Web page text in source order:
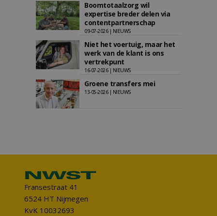
Boomtotaalzorg wil
expertise breder delen via
contentpartnerschap
09-07-2026 | NIEUWS
Niet het voertuig, maar het
werk van de klant is ons
vertrekpunt
16-07-2026 | NIEUWS
Groene transfers mei
13-05-2026 | NIEUWS
Fransestraat 41
6524 HT Nijmegen
KvK 10032693